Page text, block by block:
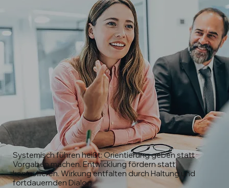
Systemisch führen heißt: Orientierung geben statt
Vorgaben machen. Entwicklung fördern statt
kontrollieren. Wirkung entfalten durch Haltung und
fortdauernden Dialog.